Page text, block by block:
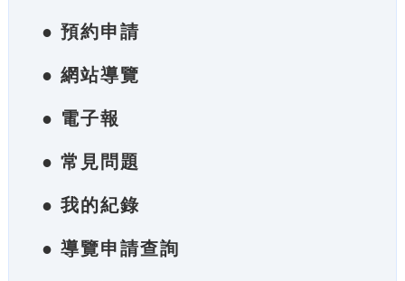
● 預約申請
● 網站導覽
● 電子報
● 常見問題
● 我的紀錄
● 導覽申請查詢